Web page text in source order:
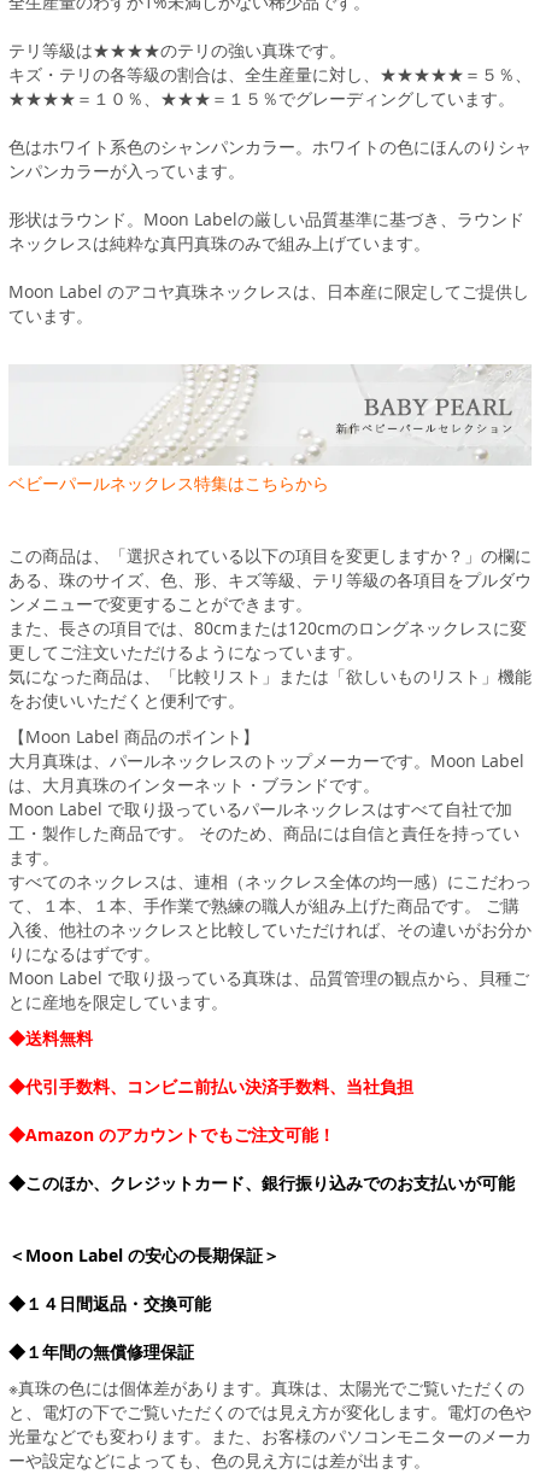
テリ等級は★★★★のテリの強い真珠です。
キズ・テリの各等級の割合は、全生産量に対し、★★★★★＝５％、
★★★★＝１０％、★★★＝１５％でグレーディングしています。
色はホワイト系色のシャンパンカラー。ホワイトの色にほんのりシャ
ンパンカラーが入っています。
形状はラウンド。Moon Labelの厳しい品質基準に基づき、ラウンド
ネックレスは純粋な真円真珠のみで組み上げています。
Moon Label のアコヤ真珠ネックレスは、日本産に限定してご提供し
ています。
ベビーパールネックレス特集はこちらから
この商品は、「選択されている以下の項目を変更しますか？」の欄に
ある、珠のサイズ、色、形、キズ等級、テリ等級の各項目をプルダウ
ンメニューで変更することができます。
また、長さの項目では、80cmまたは120cmのロングネックレスに変
更してご注文いただけるようになっています。
気になった商品は、「比較リスト」または「欲しいものリスト」機能
をお使いいただくと便利です。
【Moon Label 商品のポイント】
大月真珠は、パールネックレスのトップメーカーです。Moon Label
は、大月真珠のインターネット・ブランドです。
Moon Label で取り扱っているパールネックレスはすべて自社で加
工・製作した商品です。 そのため、商品には自信と責任を持ってい
ます。
すべてのネックレスは、連相（ネックレス全体の均一感）にこだわっ
て、１本、１本、手作業で熟練の職人が組み上げた商品です。 ご購
入後、他社のネックレスと比較していただければ、その違いがお分か
りになるはずです。
Moon Label で取り扱っている真珠は、品質管理の観点から、貝種ご
とに産地を限定しています。
◆送料無料
◆代引手数料、コンビニ前払い決済手数料、当社負担
◆Amazon のアカウントでもご注文可能！
◆このほか、クレジットカード、銀行振り込みでのお支払いが可能
＜Moon Label の安心の長期保証＞
◆１４日間返品・交換可能
◆１年間の無償修理保証
※真珠の色には個体差があります。真珠は、太陽光でご覧いただくの
と、電灯の下でご覧いただくのでは見え方が変化します。電灯の色や
光量などでも変わります。また、お客様のパソコンモニターのメーカ
ーや設定などによっても、色の見え方には差が出ます。